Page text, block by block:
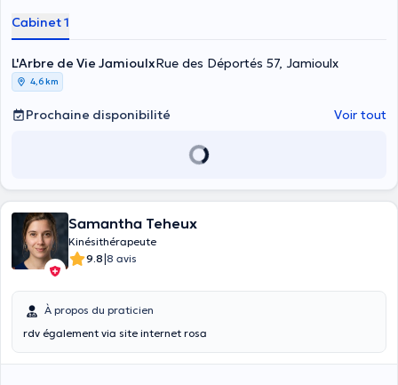
Cabinet 1
L'Arbre de Vie JamioulxRue des Déportés 57, Jamioulx
4,6 km
Prochaine disponibilité Voir tout
Samantha Teheux
Kinésithérapeute
9.8|8 avis
À propos du praticien
rdv également via site internet rosa